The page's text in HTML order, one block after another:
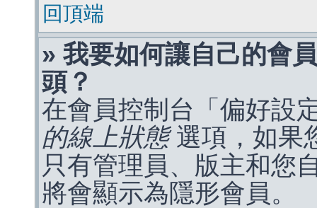
回頂端
» 我要如何讓自己的會
頭？
在會員控制台「偏好設
的線上狀態選項，如果
只有管理員、版主和您
將會顯示為隱形會員。